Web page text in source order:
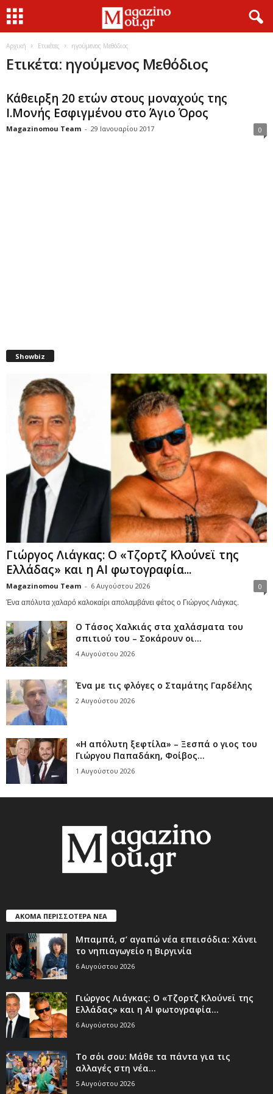
Αρχική Ετικέτες ηγούμενος Μεθόδιος
Ετικέτα: ηγούμενος Μεθόδιος
Κάθειρξη 20 ετών στους μοναχούς της
Ι.Μονής Εσφιγμένου στο Άγιο Όρος
Magazinomou Team - 29 Ιανουαρίου 2017 0
Showbiz
Γιώργος Λιάγκας: Ο «Τζορτζ Κλούνεϊ της
Ελλάδας» και η AI φωτογραφία...
Magazinomou Team - 6 Αυγούστου 2026 0
Ένα απόλυτα χαλαρό καλοκαίρι απολαμβάνει φέτος ο Γιώργος Λιάγκας.
Ο Τάσος Χαλκιάς στα χαλάσματα του
σπιτιού του – Σοκάρουν οι...
4 Αυγούστου 2026
Ένα με τις φλόγες ο Σταμάτης Γαρδέλης
2 Αυγούστου 2026
«Η απόλυτη ξεφτίλα» – Ξεσπά ο γιος του
Γιώργου Παπαδάκη, Φοίβος...
1 Αυγούστου 2026
ΑΚΟΜΑ ΠΕΡΙΣΣΟΤΕΡΑ ΝΕΑ
Μπαμπά, σ’ αγαπώ νέα επεισόδια: Χάνει
το νηπιαγωγείο η Βιργινία
6 Αυγούστου 2026
Γιώργος Λιάγκας: Ο «Τζορτζ Κλούνεϊ της
Ελλάδας» και η AI φωτογραφία...
6 Αυγούστου 2026
Το σόι σου: Μάθε τα πάντα για τις
αλλαγές στη νέα...
5 Αυγούστου 2026